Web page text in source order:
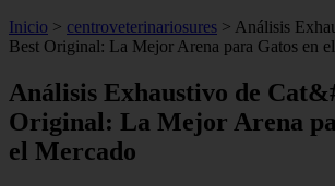
Inicio > centroveterinariosures > Análisis
Best Original: La Mejor Arena para Gatos en
Análisis Exhaustivo de
Original: La Mejor Arena
el Mercado